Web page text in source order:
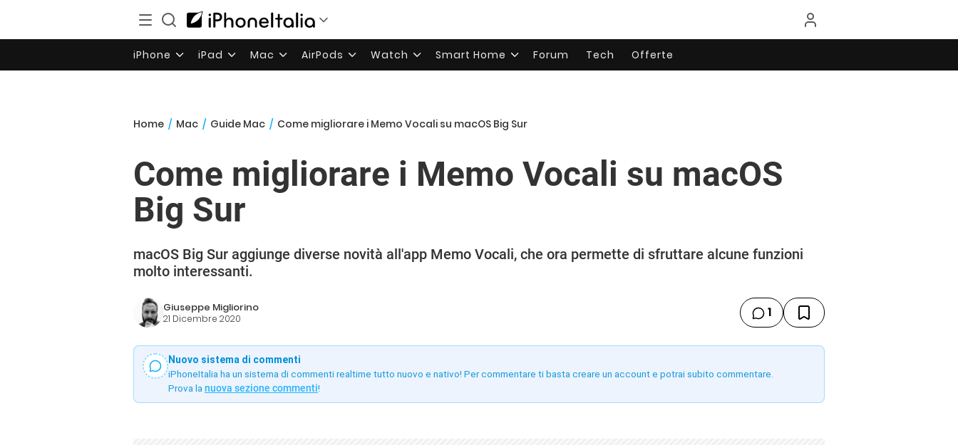
iPhone iPad Mac AirPods Watch Smart Home Forum Tech Offerte
Home / Mac / Guide Mac / Come migliorare i Memo Vocali su macOS Big Sur
Come migliorare i Memo Vocali su macOS
Big Sur
macOS Big Sur aggiunge diverse novità all'app Memo Vocali, che ora permette di sfruttare alcune funzioni
molto interessanti.
Giuseppe Migliorino
21 Dicembre 2020 1
Nuovo sistema di commenti
iPhoneItalia ha un sistema di commenti realtime tutto nuovo e nativo! Per commentare ti basta creare un account e potrai subito commentare.
Prova la nuova sezione commenti!